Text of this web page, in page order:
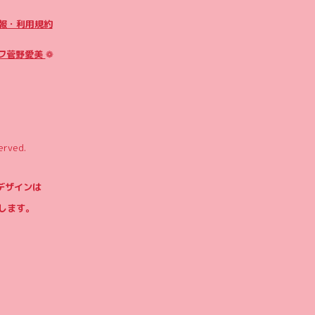
・利用規約
菅野愛美 ❁
ザインは
す。